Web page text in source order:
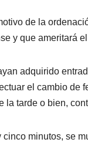
de la
y que ameritará
adquirido
el cambio de
la tarde o bien,
minutos, se